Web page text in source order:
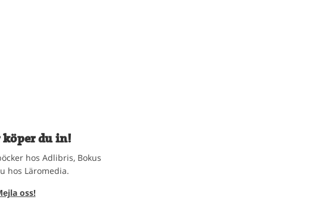
du in!
hos Adlibris, Bokus
hos Läromedia.
oss!